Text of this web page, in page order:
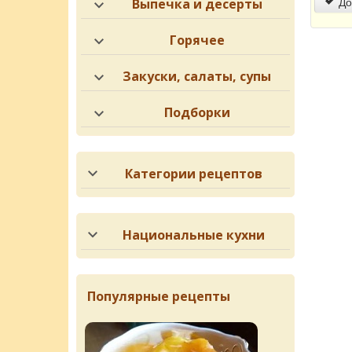
Выпечка и десерты
Горячее
Закуски, салаты, супы
Подборки
Категории рецептов
Национальные кухни
Популярные рецепты